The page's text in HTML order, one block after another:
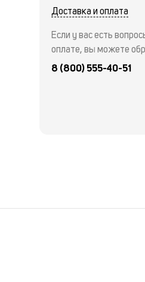
Доставка и оплата
Если у вас есть
оплате, вы можете
8 (800) 555-40-51